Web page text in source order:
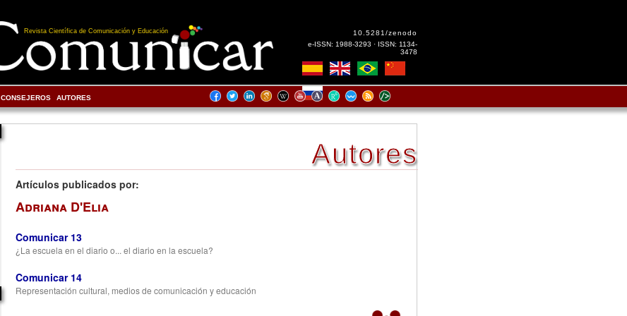
Revista Científica de Comunicación y Educación
10.5281/zenodo
e-ISSN: 1988-3293 · ISSN: 1134-
3478
CONSEJEROS AUTORES
Autores
Artículos publicados por:
Adriana D'Elia
Comunicar 13
¿La escuela en el diario o... el diario en la escuela?
Comunicar 14
Representación cultural, medios de comunicación y educación